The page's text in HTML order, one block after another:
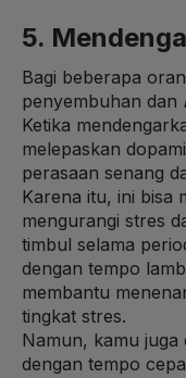
5.
Bagi beberapa
penyembuhan dan
Ketika
melepaskan
perasaan senang
Karena itu, ini bisa
mengurangi stres
timbul selama
dengan tempo
membantu
tingkat stres.
Namun, kamu juga
dengan tempo